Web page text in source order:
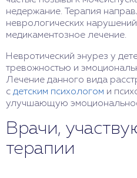
недержание. Терапия
неврологических
медикаментозное лечение.
Невротический энурез у
тревожностью и
Лечение данного вида
с детским психологом и
улучшающую
Врачи,
терапии